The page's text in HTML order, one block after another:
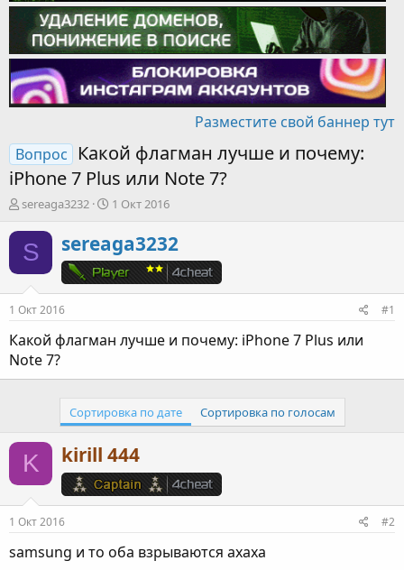
Разместите свой баннер тут
Вопрос
Какой флагман лучше и почему:
iPhone 7 Plus или Note 7?
А
т
о
м
sereaga3232
Д
а
н
а
а
1 Окт 2016
S sereaga3232
1 Окт 2016 #1
Какой флагман лучше и почему: iPhone 7 Plus или
Note 7?
Сортировка по дате Сортировка по голосам
K kirill 444
1 Окт 2016 #2
samsung и то оба взрываются ахаха